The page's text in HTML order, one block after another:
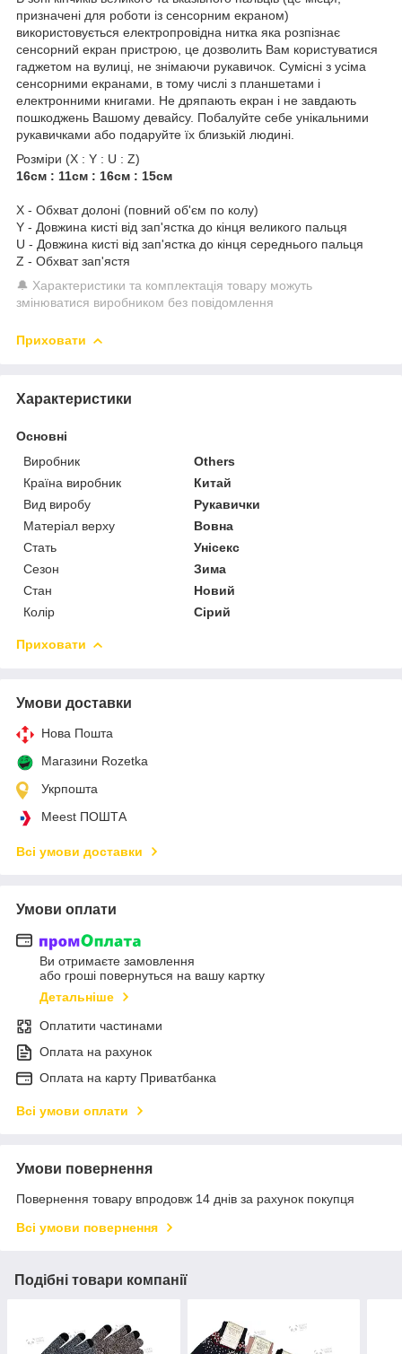
призначені для роботи із сенсорним екраном)
використовується електропровідна нитка яка розпізнає
сенсорний екран пристрою, це дозволить Вам користуватися
гаджетом на вулиці, не знімаючи рукавичок. Сумісні з усіма
сенсорними екранами, в тому числі з планшетами і
електронними книгами. Не дряпають екран і не завдають
пошкоджень Вашому девайсу. Побалуйте себе унікальними
рукавичками або подаруйте їх близькій людині.
Розміри (X : Y : U : Z)
16см : 11см : 16см : 15см
X - Обхват долоні (повний об'єм по колу)
Y - Довжина кисті від зап'ястка до кінця великого пальця
U - Довжина кисті від зап'ястка до кінця середнього пальця
Z - Обхват зап'ястя
🔔 Характеристики та комплектація товару можуть
змінюватися виробником без повідомлення
Приховати
Характеристики
Основні
Виробник
Others
Країна виробник
Китай
Вид виробу
Рукавички
Матеріал верху
Вовна
Стать
Унісекс
Сезон
Зима
Стан
Новий
Колір
Сірий
Приховати
Умови доставки
Нова Пошта
Магазини Rozetka
Укрпошта
Meest ПОШТА
Всі умови доставки
Умови оплати
Ви отримаєте замовлення
або гроші повернуться на вашу картку
Детальніше
Оплатити частинами
Оплата на рахунок
Оплата на карту Приватбанка
Всі умови оплати
Умови повернення
Повернення товару впродовж 14 днів за рахунок покупця
Всі умови повернення
Подібні товари компанії